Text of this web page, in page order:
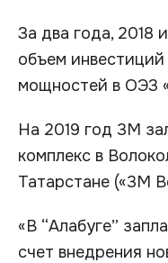
За два года, 2018
объем
мощностей в ОЭЗ
На 2019 год 3М
комплекс в
Татарстане («3М
«В “Алабуге”
счет внедрения